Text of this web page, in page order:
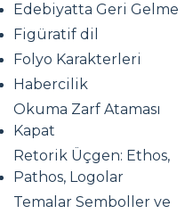
Edebiyatta Geri Gelme
Figüratif dil
Folyo Karakterleri
Habercilik
Okuma Zarf Ataması
Kapat
Retorik Üçgen: Ethos,
Pathos, Logolar
Temalar Semboller ve